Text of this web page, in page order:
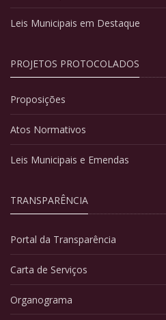
Leis Municipais em Destaque
PROJETOS PROTOCOLADOS
Proposições
Atos Normativos
Leis Municipais e Emendas
TRANSPARÊNCIA
Portal da Transparência
Carta de Serviços
Organograma